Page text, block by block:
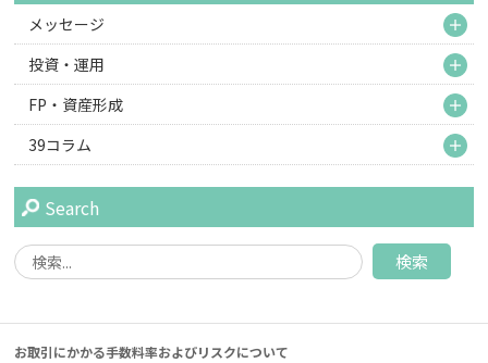
メッセージ
投資・運用
FP・資産形成
39コラム
Search
お取引にかかる手数料率およびリスクについて